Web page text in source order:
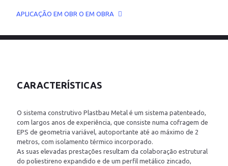
APLICAÇÃO EM OBR O EM OBRA
CARACTERÍSTICAS
O sistema construtivo Plastbau Metal é um sistema patenteado,
com largos anos de experiência, que consiste numa cofragem de
EPS de geometria variável, autoportante até ao máximo de 2
metros, com isolamento térmico incorporado.
As suas elevadas prestações resultam da colaboração estrutural
do poliestireno expandido e de um perfil metálico zincado,